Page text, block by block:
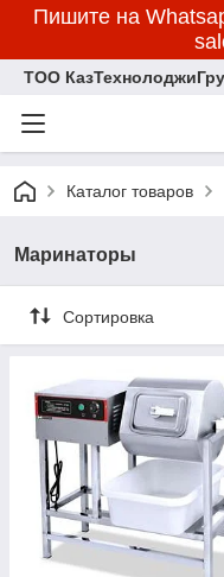
Пишите на
ТОО
Каталог товаров
Маринаторы
Сортировка